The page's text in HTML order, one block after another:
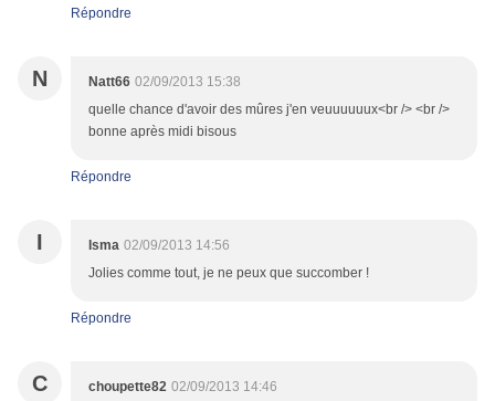
Répondre
N Natt66 02/09/2013 15:38
quelle chance d'avoir des mûres j'en veuuuuuux<br /> <br />
bonne après midi bisous
Répondre
I Isma 02/09/2013 14:56
Jolies comme tout, je ne peux que succomber !
Répondre
C choupette82 02/09/2013 14:46